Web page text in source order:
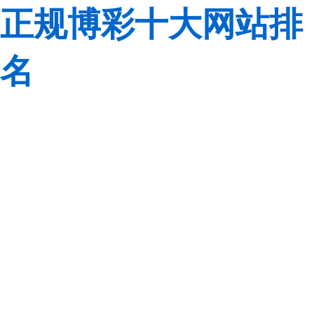
正规博彩十大网站排
名